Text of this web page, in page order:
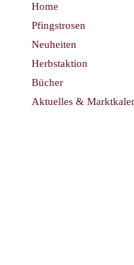
Home
Pfingstrosen
Neuheiten
Herbstaktion
Bücher
Aktuelles &